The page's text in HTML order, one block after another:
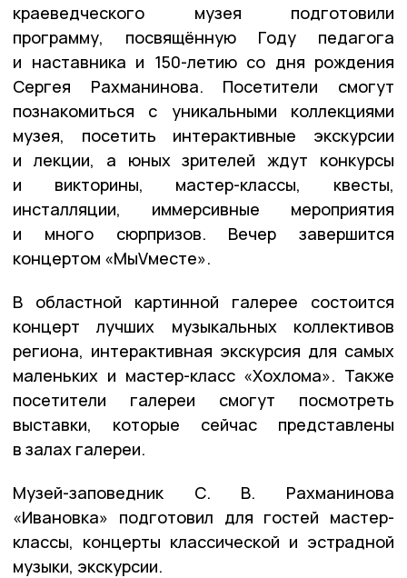
краеведческого музея подготовили
программу, посвящённую Году педагога
и наставника и 150-летию со дня рождения
Сергея Рахманинова. Посетители смогут
познакомиться с уникальными коллекциями
музея, посетить интерактивные экскурсии
и лекции, а юных зрителей ждут конкурсы
и викторины, мастер-классы, квесты,
инсталляции, иммерсивные мероприятия
и много сюрпризов. Вечер завершится
концертом «МыVместе».
В областной картинной галерее состоится
концерт лучших музыкальных коллективов
региона, интерактивная экскурсия для самых
маленьких и мастер-класс «Хохлома». Также
посетители галереи смогут посмотреть
выставки, которые сейчас представлены
в залах галереи.
Музей-заповедник С. В. Рахманинова
«Ивановка» подготовил для гостей мастер-
классы, концерты классической и эстрадной
музыки, экскурсии.